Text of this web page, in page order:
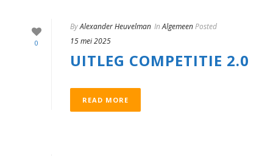
0
ByAlexander Heuvelman InAlgemeenPosted
15 mei 2025
UITLEG COMPETITIE 2.0
READ MORE